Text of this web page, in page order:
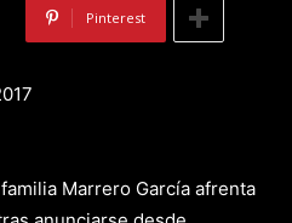
Pinterest
Marrero García afrenta